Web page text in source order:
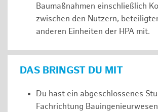
Baumaßnahmen einschließlich
zwischen den Nutzern,
anderen Einheiten der HPA mit.
DAS BRINGST DU MIT
Du hast ein abgeschlossenes
Fachrichtung